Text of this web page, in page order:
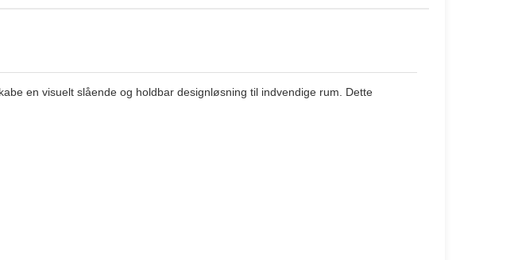
en visuelt slående og holdbar designløsning til indvendige rum. Dette